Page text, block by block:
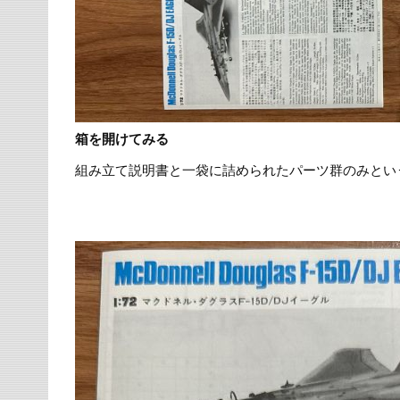
箱を開けてみる
組み立て説明書と一袋に詰められたパーツ群のみと